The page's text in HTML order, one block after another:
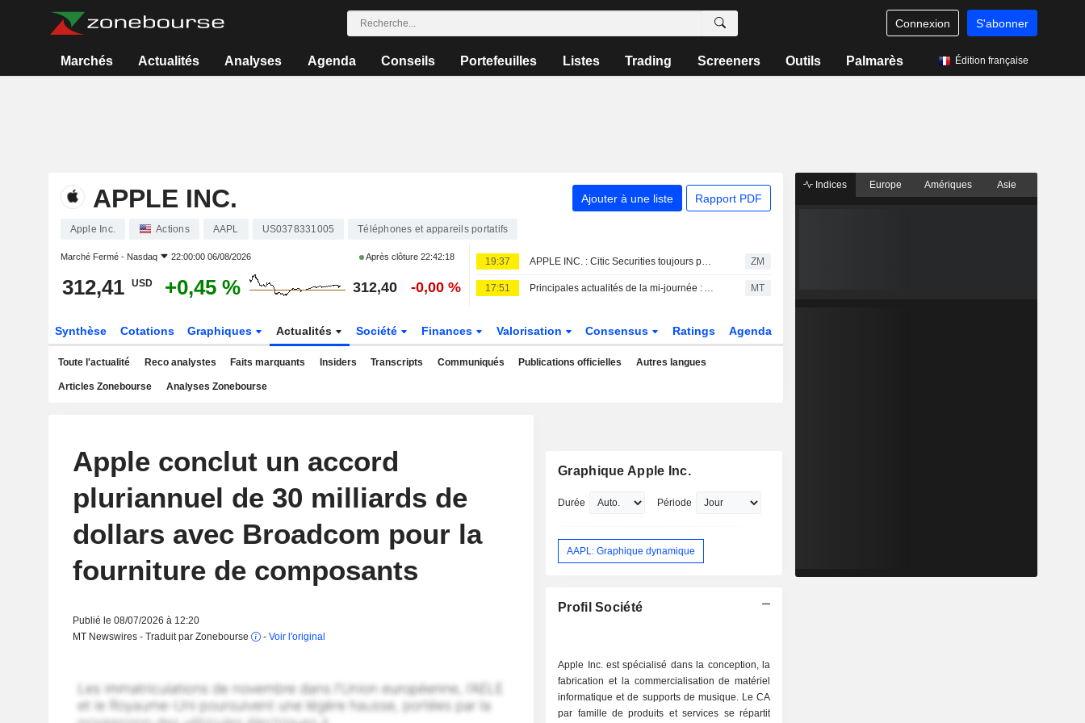
Connexion S'abonner
Marchés Actualités Analyses Agenda Conseils Portefeuilles Listes Trading Screeners Outils Palmarès Édition française
APPLE INC. Ajouter à une liste Rapport PDF
Apple Inc. Actions AAPL US0378331005 Téléphones et appareils portatifs
Marché Fermé - Nasdaq 22:00:00 06/08/2026 Après clôture 22:42:18
312,41 USD +0,45 % 312,40 -0,00 %
19:37 APPLE INC. : Citic Securities toujours positif ZM
17:51 Principales actualités de la mi-journée : Apollo rachète EasyJet pour 7,68 milliards de dollars ; Honeywell Aerospace chute après la révision de ses prévisions MT
Synthèse Cotations Graphiques Actualités Société Finances Valorisation Consensus Ratings Agenda
Toute l'actualité Reco analystes Faits marquants Insiders Transcripts Communiqués Publications officielles Autres langues
Articles Zonebourse Analyses Zonebourse
Apple conclut un accord
pluriannuel de 30 milliards de
dollars avec Broadcom pour la
fourniture de composants
Publié le 08/07/2026 à 12:20
MT Newswires - Traduit par Zonebourse
- Voir l'original
Graphique Apple Inc.
Durée Période
AAPL: Graphique dynamique
Profil Société
Apple Inc. est spécialisé dans la conception, la
fabrication et la commercialisation de matériel
informatique et de supports de musique. Le CA
par famille de produits et services se répartit
Indices Europe Amériques Asie